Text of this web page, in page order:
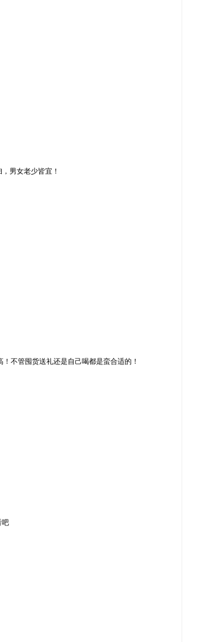
男女老少皆宜！
不管囤货送礼还是自己喝都是蛮合适的！
吧